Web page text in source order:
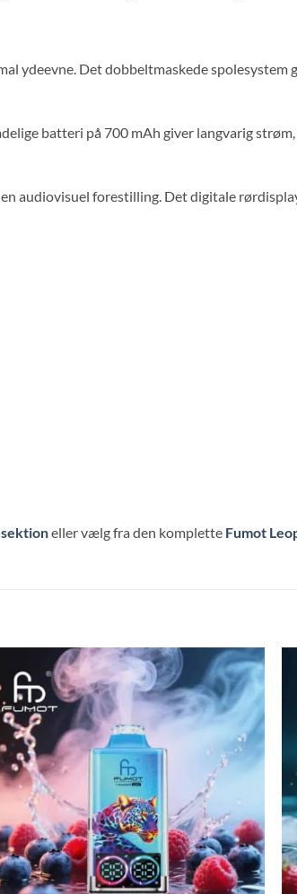
ydeevne. Det dobbeltmaskede
batteri på 700 mAh giver langvarig
audiovisuel forestilling. Det digitale
sektioneller vælg fra den komplette Fumot